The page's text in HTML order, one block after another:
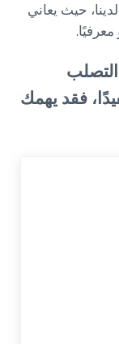
حيث يعاني
فقد يهمك